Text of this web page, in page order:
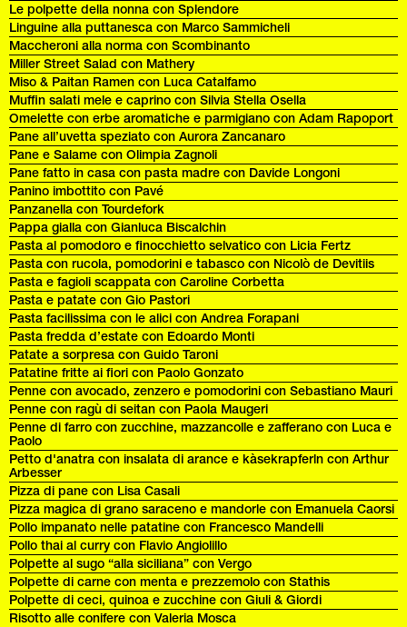
Le polpette della nonna con Splendore
Linguine alla puttanesca con Marco Sammicheli
Maccheroni alla norma con Scombinanto
Miller Street Salad con Mathery
Miso & Paitan Ramen con Luca Catalfamo
Muffin salati mele e caprino con Silvia Stella Osella
Omelette con erbe aromatiche e parmigiano con Adam Rapoport
Pane all’uvetta speziato con Aurora Zancanaro
Pane e Salame con Olimpia Zagnoli
Pane fatto in casa con pasta madre con Davide Longoni
Panino imbottito con Pavé
Panzanella con Tourdefork
Pappa gialla con Gianluca Biscalchin
Pasta al pomodoro e finocchietto selvatico con Licia Fertz
Pasta con rucola, pomodorini e tabasco con Nicolò de Devitiis
Pasta e fagioli scappata con Caroline Corbetta
Pasta e patate con Gio Pastori
Pasta facilissima con le alici con Andrea Forapani
Pasta fredda d’estate con Edoardo Monti
Patate a sorpresa con Guido Taroni
Patatine fritte ai fiori con Paolo Gonzato
Penne con avocado, zenzero e pomodorini con Sebastiano Mauri
Penne con ragù di seitan con Paola Maugeri
Penne di farro con zucchine, mazzancolle e zafferano con Luca e
Paolo
Petto d'anatra con insalata di arance e kàsekrapferln con Arthur
Arbesser
Pizza di pane con Lisa Casali
Pizza magica di grano saraceno e mandorle con Emanuela Caorsi
Pollo impanato nelle patatine con Francesco Mandelli
Pollo thai al curry con Flavio Angiolillo
Polpette al sugo “alla siciliana” con Vergo
Polpette di carne con menta e prezzemolo con Stathis
Polpette di ceci, quinoa e zucchine con Giuli & Giordi
Risotto alle conifere con Valeria Mosca